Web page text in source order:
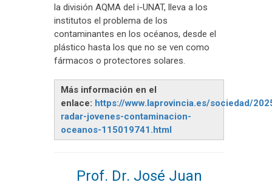
la división AQMA del i-UNAT, lleva a los
institutos el problema de los
contaminantes en los océanos, desde el
plástico hasta los que no se ven como
fármacos o protectores solares.
Más información en el
enlace: https://www.laprovincia.es/sociedad/
radar-jovenes-contaminacion-
oceanos-115019741.html
Prof. Dr. José Juan